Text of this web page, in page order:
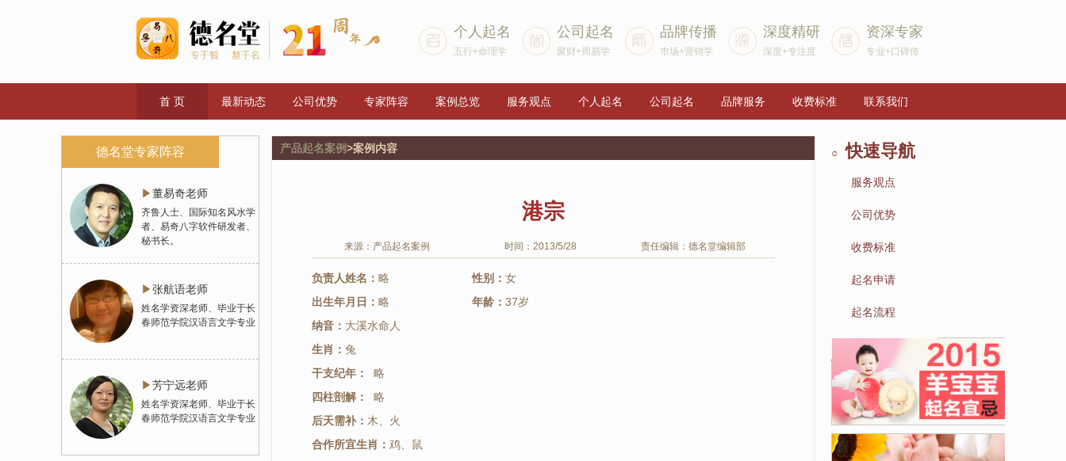
个人起名
五行+命理学
公司起名
聚财+周易学
品牌传播
市场+营销学
深度精研
深度+专注度
资深专家
专业+口碑传
首 页 最新动态 公司优势 专家阵容 案例总览 服务观点 个人起名 公司起名 品牌服务 收费标准 联系我们
德名堂专家阵容
▶董易奇老师
齐鲁人士、国际知名风水学
者、易奇八字软件研发者、
秘书长。
▶张航语老师
姓名学资深老师、毕业于长
春师范学院汉语言文学专业
▶芳宁远老师
姓名学资深老师、毕业于长
春师范学院汉语言文学专业
产品起名案例>案例内容
港宗
来源：产品起名案例 时间：2013/5/28 责任编辑：德名堂编辑部
负责人姓名： 略性别： 女
出生年月日： 略 年龄： 37岁
纳音： 大溪水命人
生肖： 兔
干支纪年： 略
四柱剖解： 略
后天需补： 木、火
合作所宜生肖： 鸡、鼠
○ 快速导航
服务观点
▶
公司优势
▶
收费标准
▶
起名申请
▶
起名流程
▶